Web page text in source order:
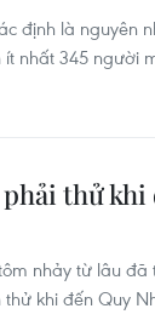
định là nguyên
nhất 345 người
thử khi
nhảy từ lâu đã
khi đến Quy